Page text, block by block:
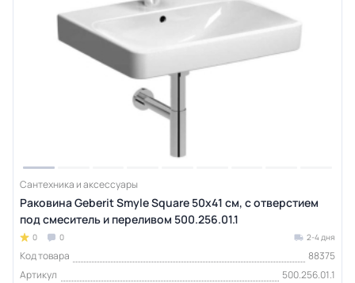
Сантехника и аксессуары
Раковина Geberit Smyle Square 50х41 см, с отверстием
под смеситель и переливом 500.256.01.1
0 0 2-4 дня
Код товара
88375
Артикул
500.256.01.1